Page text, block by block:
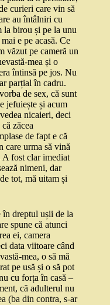
curieri care vin să
au întâlniri cu
la birou și pe la unu
e pe acasă. Ce
văzut pe cameră un
mea și o
întinsă pe jos. Nu
parțial în cadru.
de sex, că sunt
jefuiește și acum
nicaieri, deci
zăcea
de fapt e că
care urma să vină
A fost clar imediat
nimeni, dar
tot, mă uitam și
în dreptul ușii de la
spune că atunci
ei, camera
data viitoare când
mea, o să mă
pe usă și o să pot
cu forța în casă –
că adulterul nu
(ba din contra, s-ar